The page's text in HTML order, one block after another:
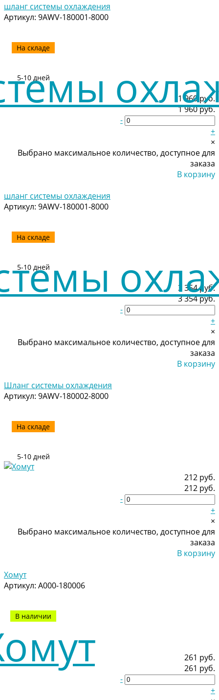
3 354 руб.
3 354 руб.
-
+
×
Выбрано максимальное количество, доступное для
заказа
В корзину
Шланг системы охлаждения
Артикул: 9AWV-180002-8000
На складе
5-10 дней
шланг системы охлаждения
Артикул: 9AWV-180001-8000
На складе
5-10 дней
261 руб.
261 руб.
-
+
212 руб.
212 руб.
-
+
×
Выбрано максимальное количество, доступное для
заказа
В корзину
Хомут
Артикул: A000-180006
В наличии
1 960 руб.
1 960 руб.
-
+
×
Выбрано максимальное количество, доступное для
заказа
В корзину
шланг системы охлаждения
Артикул: 9AWV-180001-8000
На складе
5-10 дней